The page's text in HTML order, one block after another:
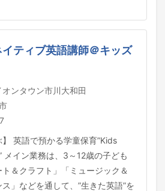
イティブ英語講師＠キッズ
ンタウン市川大和田
】 英語で預かる学童保育”Kids
メイン業務は、3～12歳の子ども
＆クラフト」「ミュージック＆
」などを通して、”生きた英語”を